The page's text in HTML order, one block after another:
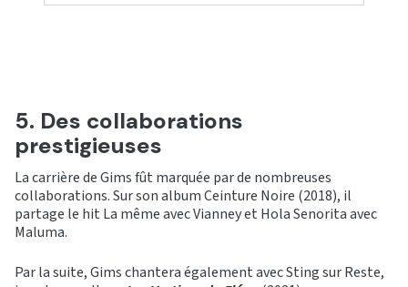
5. Des collaborations
prestigieuses
La carrière de Gims fût marquée par de nombreuses
collaborations. Sur son album Ceinture Noire (2018), il
partage le hit La même avec Vianney et Hola Senorita avec
Maluma.
Par la suite, Gims chantera également avec Sting sur Reste,